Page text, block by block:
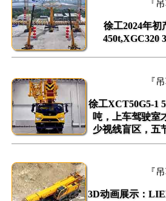
『
徐工2024年
450t,XGC320
『
徐工XCT50G5-1
吨，上车驾驶室
少视线盲区，五
『
3D动画展示：